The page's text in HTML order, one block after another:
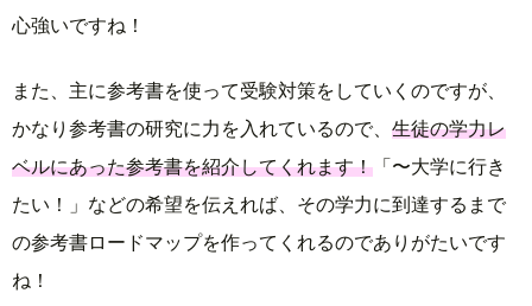
心強いですね！
また、主に参考書を使って受験対策をしていくのですが、
かなり参考書の研究に力を入れているので、 生徒の学力レ
ベルにあった参考書を紹介してくれます！ 「〜大学に行き
たい！」などの希望を伝えれば、その学力に到達するまで
の参考書ロードマップを作ってくれるのでありがたいです
ね！